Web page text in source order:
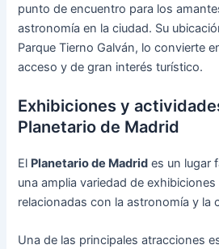
punto de encuentro para los
astronomía en la ciudad. Su
Parque Tierno Galván, lo convierte
acceso y de gran interés turístico.
Exhibiciones y
Planetario de Madrid
El Planetario de Madrid es un lugar
una amplia variedad de
relacionadas con la astronomía y la
Una de las principales atracciones